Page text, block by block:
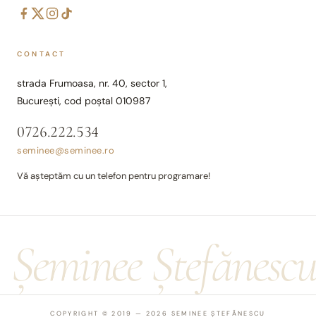
CONTACT
strada Frumoasa, nr. 40, sector 1,
București, cod poștal 010987
0726.222.534
seminee@seminee.ro
Vă așteptăm cu un telefon pentru programare!
Șeminee
COPYRIGHT © 2019 — 2026 SEMINEE ȘTEFĂNESCU